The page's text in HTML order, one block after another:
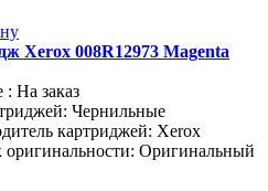
Xerox 008R12973 Magenta
На заказ
Чернильные
картриджей: Xerox
оригинальности: Оригинальный